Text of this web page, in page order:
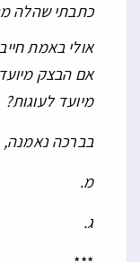
כתבתי שהלה
אולי באמת
אם הבצק
מיועד לעוגות?
בברכה נאמנה,
מ.
ג.